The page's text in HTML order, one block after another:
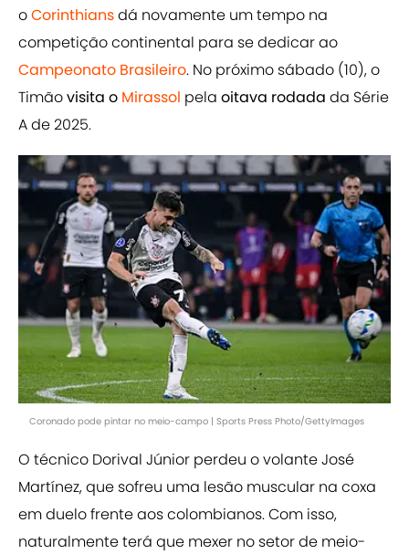
oCorinthiansdá novamente um tempo na
competição continental para se dedicar ao
Campeonato Brasileiro. No próximo sábado (10), o
Timãovisita o Mirassol pela oitava rodada da Série
A de 2025.
Coronado pode pintar no meio-campo | Sports Press Photo/GettyImages
O técnico Dorival Júnior perdeu o volante José
Martínez, que sofreu uma lesão muscular na coxa
em duelo frente aos colombianos. Com isso,
naturalmente terá que mexer no setor de meio-